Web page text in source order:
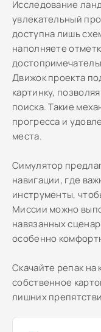
Исследование
увлекательный
доступна лишь
наполняете
Движок проекта
картинку,
поиска. Такие
прогресса и
места.
Симулятор
навигации, где
инструменты,
Миссии можно
навязанных
особенно
Скачайте репак
собственное
лишних